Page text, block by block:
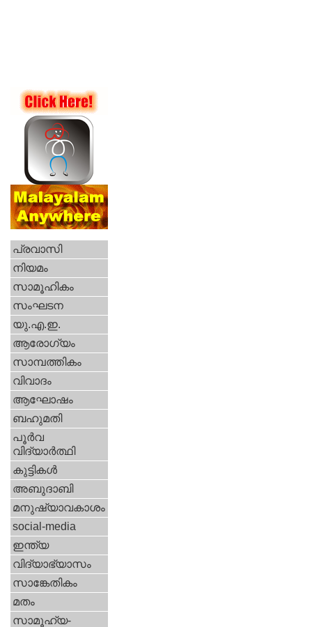
പ്രവാസി
നിയമം
സാമൂഹികം
സംഘടന
യു.എ.ഇ.
ആരോഗ്യം
സാമ്പത്തികം
വിവാദം
ആഘോഷം
ബഹുമതി
പൂര്‍വ
വിദ്യാര്‍ത്ഥി
കുട്ടികള്‍
അബുദാബി
മനുഷ്യാവകാശം
social-media
ഇന്ത്യ
വിദ്യാഭ്യാസം
സാങ്കേതികം
മതം
സാമൂഹ്യ-